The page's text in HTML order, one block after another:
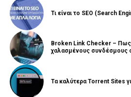
Τι είναι το SEO (Search
Broken Link Checker – Πως
χαλασμένους συνδέσμους
Τα καλύτερα Torrent Sites